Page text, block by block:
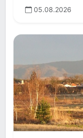
05.08.2026